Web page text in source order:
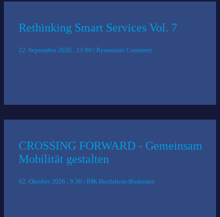
Rethinking Smart Services Vol. 7
22. September 2026 , 13:00 | Restaurant Comturey
CROSSING FORWARD - Gemeinsam
Mobilität gestalten
02. Oktober 2026 , 9:30 | IHK Hochrhein-Bodensee